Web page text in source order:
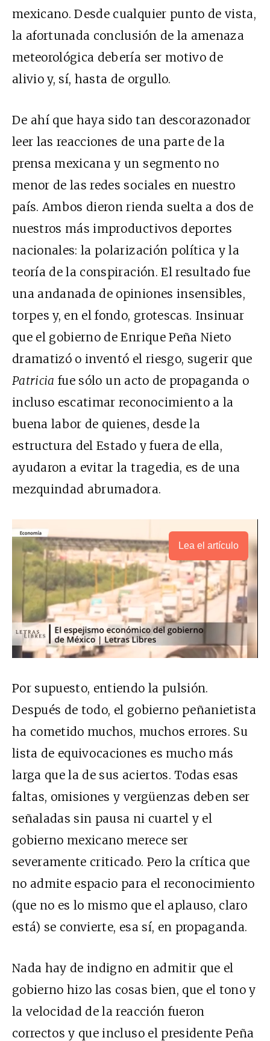
mexicano. Desde cualquier punto de vista,
la afortunada conclusión de la amenaza
meteorológica debería ser motivo de
alivio y, sí, hasta de orgullo.
De ahí que haya sido tan descorazonador
leer las reacciones de una parte de la
prensa mexicana y un segmento no
menor de las redes sociales en nuestro
país. Ambos dieron rienda suelta a dos de
nuestros más improductivos deportes
nacionales: la polarización política y la
teoría de la conspiración. El resultado fue
una andanada de opiniones insensibles,
torpes y, en el fondo, grotescas. Insinuar
que el gobierno de Enrique Peña Nieto
dramatizó o inventó el riesgo, sugerir que
Patricia fue sólo un acto de propaganda o
incluso escatimar reconocimiento a la
buena labor de quienes, desde la
estructura del Estado y fuera de ella,
ayudaron a evitar la tragedia, es de una
mezquindad abrumadora.
Lea el artículo
Por supuesto, entiendo la pulsión.
Después de todo, el gobierno peñanietista
ha cometido muchos, muchos errores. Su
lista de equivocaciones es mucho más
larga que la de sus aciertos. Todas esas
faltas, omisiones y vergüenzas deben ser
señaladas sin pausa ni cuartel y el
gobierno mexicano merece ser
severamente criticado. Pero la crítica que
no admite espacio para el reconocimiento
(que no es lo mismo que el aplauso, claro
está) se convierte, esa sí, en propaganda.
Nada hay de indigno en admitir que el
gobierno hizo las cosas bien, que el tono y
la velocidad de la reacción fueron
correctos y que incluso el presidente Peña